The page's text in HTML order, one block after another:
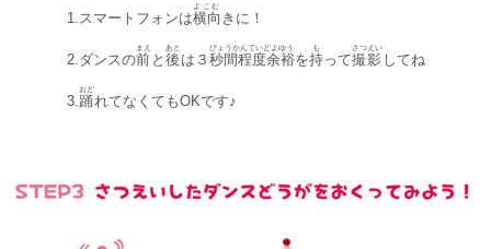
1.スマートフォンは横向
よこむ
きに！
2.ダンスの前
まえ
と 後
あと
は３ 秒間程度余裕
びょうかんていどよゆう
を持
も
って撮影
さつえい
してね
3. 踊
おど
れてなくてもOKです♪